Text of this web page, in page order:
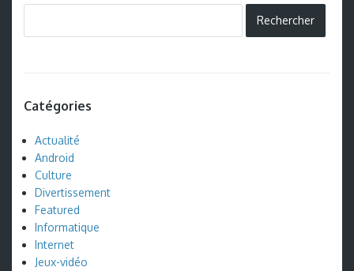
Catégories
Actualité
Android
Culture
Divertissement
Featured
Informatique
Internet
Jeux-vidéo